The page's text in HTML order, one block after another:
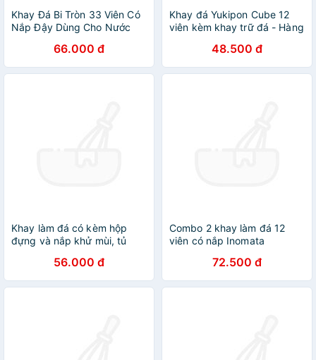
Khay Đá Bi Tròn 33 Viên Có
Nắp Đậy Dùng Cho Nước
66.000 đ
Khay đá Yukipon Cube 12
viên kèm khay trữ đá - Hàng
48.500 đ
Khay làm đá có kèm hộp
đựng và nắp khử mùi, tủ
56.000 đ
Combo 2 khay làm đá 12
viên có nắp Inomata
72.500 đ